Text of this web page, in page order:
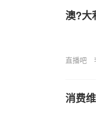
澳?大
直播吧
消费